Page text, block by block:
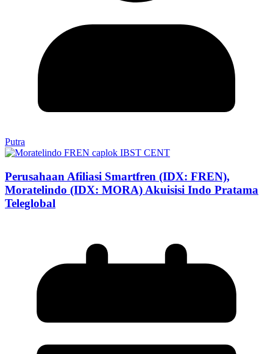
Putra
Perusahaan Afiliasi Smartfren (IDX: FREN),
Moratelindo (IDX: MORA) Akuisisi Indo Pratama
Teleglobal